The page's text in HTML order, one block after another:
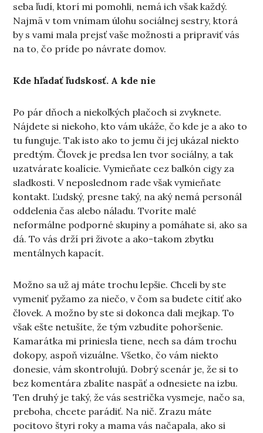
seba ľudí, ktorí mi pomohli, nemá ich však každý.
Najmä v tom vnímam úlohu sociálnej sestry, ktorá
by s vami mala prejsť vaše možnosti a pripraviť vás
na to, čo príde po návrate domov.
Kde hľadať ľudskosť. A kde nie
Po pár dňoch a niekoľkých plačoch si zvyknete.
Nájdete si niekoho, kto vám ukáže, čo kde je a ako to
tu funguje. Tak isto ako to jemu či jej ukázal niekto
predtým. Človek je predsa len tvor sociálny, a tak
uzatvárate koalície. Vymieňate cez balkón cigy za
sladkosti. V neposlednom rade však vymieňate
kontakt. Ľudský, presne taký, na aký nemá personál
oddelenia čas alebo náladu. Tvoríte malé
neformálne podporné skupiny a pomáhate si, ako sa
dá. To vás drží pri živote a ako-takom zbytku
mentálnych kapacít.
Možno sa už aj máte trochu lepšie. Chceli by ste
vymeniť pyžamo za niečo, v čom sa budete cítiť ako
človek. A možno by ste si dokonca dali mejkap. To
však ešte netušíte, že tým vzbudíte pohoršenie.
Kamarátka mi priniesla tiene, nech sa dám trochu
dokopy, aspoň vizuálne. Všetko, čo vám niekto
donesie, vám skontrolujú. Dobrý scenár je, že si to
bez komentára zbalíte naspäť a odnesiete na izbu.
Ten druhý je taký, že vás sestrička vysmeje, načo sa,
preboha, chcete parádiť. Na nič. Zrazu máte
pocitovo štyri roky a mama vás načapala, ako si